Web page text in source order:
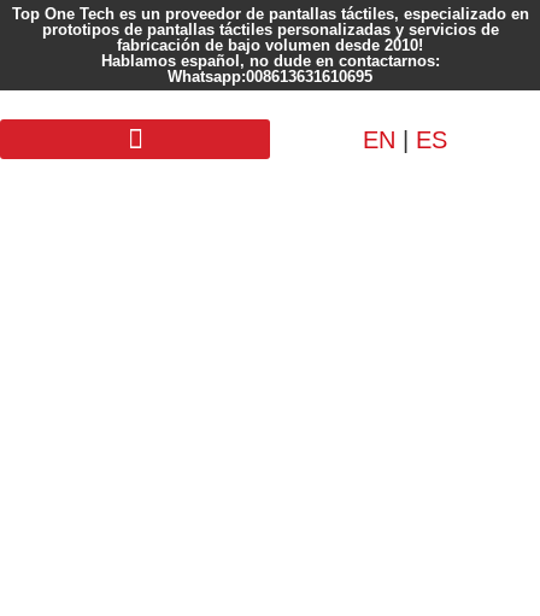
Top One Tech es un proveedor de pantallas táctiles, especializado en
prototipos de pantallas táctiles personalizadas y servicios de
fabricación de bajo volumen desde 2010!
Hablamos español, no dude en contactarnos:
Whatsapp:008613631610695
EN ES